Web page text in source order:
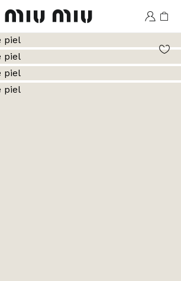
MiuMiu logo